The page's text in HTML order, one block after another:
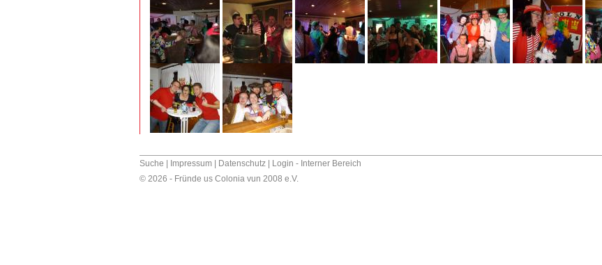
Suche Impressum Datenschutz
Login - Interner Bereich
© 2026 - Fründe us Colonia vun 2008 e.V.